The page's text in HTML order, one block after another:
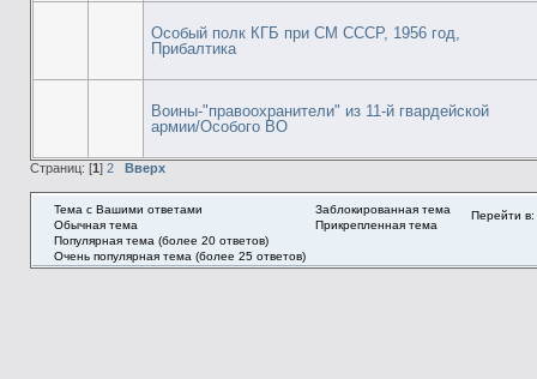
Особый полк КГБ при СМ СССР, 1956 год,
Прибалтика
Воины-"правоохранители" из 11-й гвардейской
армии/Особого ВО
Страниц: [1] 2 Вверх
Перейти в:
Тема с Вашими ответами
Обычная тема
Популярная тема (более 20 ответов)
Очень популярная тема (более 25 ответов)
Заблокированная тема
Прикрепленная тема